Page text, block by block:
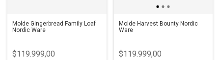
Molde Gingerbread Family Loaf
Nordic Ware
$119.999,00
Molde Harvest Bounty Nordic
Ware
$119.999,00